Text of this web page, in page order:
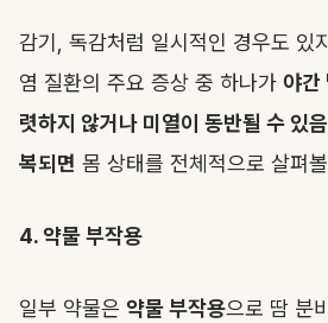
감기, 독감처럼 일시적인 경우도 있
염 질환의 주요 증상 중 하나가 야간
렷하지 않거나 미열이 동반될 수 있
복되면 몸 상태를 전체적으로 살펴
4. 약물 부작용
일부 약물은 약물 부작용으로 땀 분